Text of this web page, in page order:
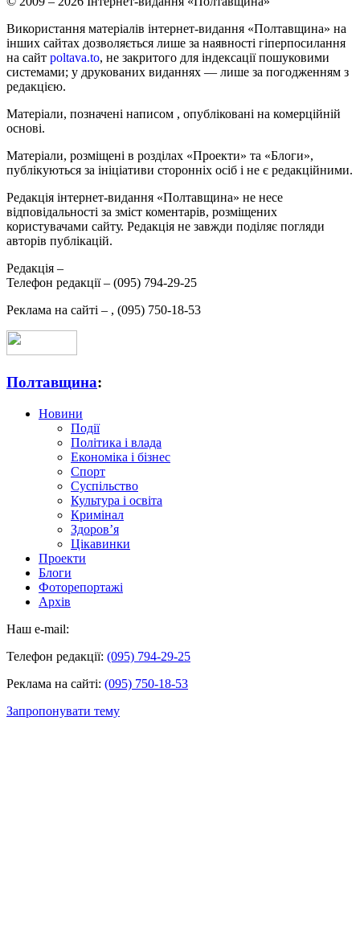
Використання матеріалів інтернет-видання «Полтавщина» на
інших сайтах дозволяється лише за наявності гіперпосилання
на сайт poltava.to, не закритого для індексації пошуковими
системами; у друкованих виданнях — лише за погодженням з
редакцією.
Матеріали, позначені написом , опубліковані на комерційній
основі.
Матеріали, розміщені в розділах «Проекти» та «Блоги»,
публікуються за ініціативи сторонніх осіб і не є редакційними.
Редакція інтернет-видання «Полтавщина» не несе
відповідальності за зміст коментарів, розміщених
користувачами сайту. Редакція не завжди поділяє погляди
авторів публікацій.
Редакція –
Телефон редакції – (095) 794-29-25
Реклама на сайті – , (095) 750-18-53
Полтавщина:
Новини
Події
Політика і влада
Економіка і бізнес
Спорт
Суспільство
Культура і освіта
Кримінал
Здоров’я
Цікавинки
Проекти
Блоги
Фоторепортажі
Архів
Наш e-mail:
Телефон редакції: (095) 794-29-25
Реклама на сайті: (095) 750-18-53
Запропонувати тему